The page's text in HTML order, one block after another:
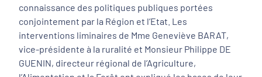
connaissance des politiques publiques portées
conjointement par la Région et l’Etat. Les
interventions liminaires de Mme Geneviève BARAT,
vice-présidente à la ruralité et Monsieur Philippe DE
GUENIN, directeur régional de l’Agriculture,